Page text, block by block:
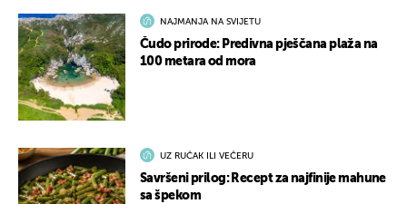
NAJMANJA NA SVIJETU
Čudo prirode: Predivna pješčana plaža na
100 metara od mora
UZ RUČAK ILI VEČERU
Savršeni prilog: Recept za najfinije mahune
sa špekom